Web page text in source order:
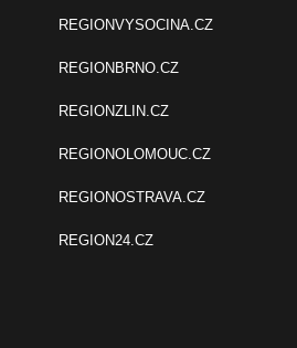
REGIONVYSOCINA.CZ
REGIONBRNO.CZ
REGIONZLIN.CZ
REGIONOLOMOUC.CZ
REGIONOSTRAVA.CZ
REGION24.CZ